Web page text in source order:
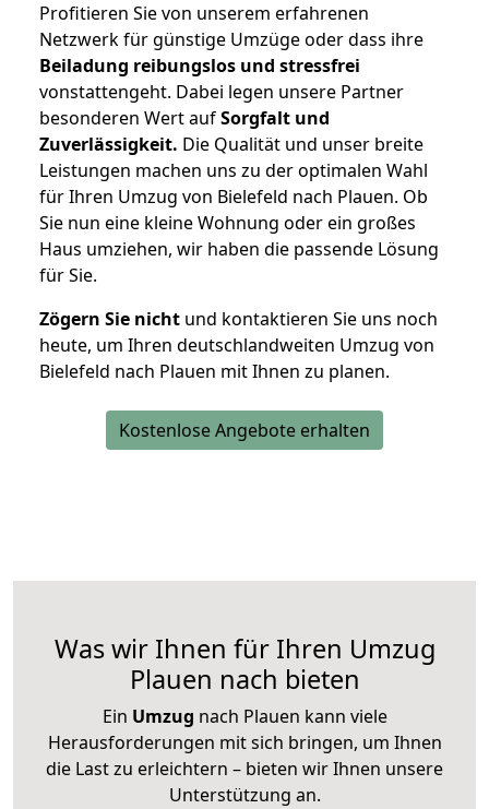
Profitieren Sie von unserem erfahrenen
Netzwerk für günstige Umzüge oder dass ihre
Beiladung reibungslos und stressfrei
vonstattengeht. Dabei legen unsere Partner
besonderen Wert aufSorgfalt und
Zuverlässigkeit. Die Qualität und unser breite
Leistungen machen uns zu der optimalen Wahl
für Ihren Umzug von Bielefeld nach Plauen. Ob
Sie nun eine kleine Wohnung oder ein großes
Haus umziehen, wir haben die passende Lösung
für Sie.
Zögern Sie nicht und kontaktieren Sie uns noch
heute, um Ihren deutschlandweiten Umzug von
Bielefeld nach Plauen mit Ihnen zu planen.
Kostenlose Angebote erhalten
Was wir Ihnen für Ihren Umzug
Plauen nach bieten
Ein Umzug nach Plauen kann viele
Herausforderungen mit sich bringen, um Ihnen
die Last zu erleichtern – bieten wir Ihnen unsere
Unterstützung an.